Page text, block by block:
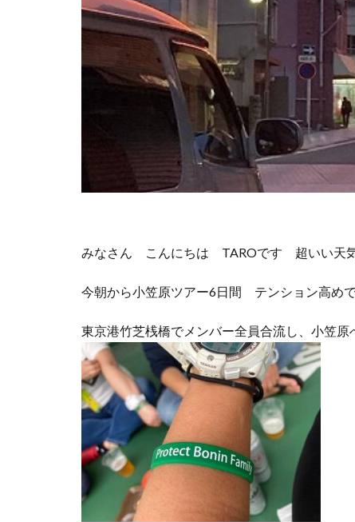
みなさん こんにちは TAROです 超いい天
今朝から小笠原ツアー6日間 テンション高め
東京港竹芝桟橋でメンバー全員合流し、小笠